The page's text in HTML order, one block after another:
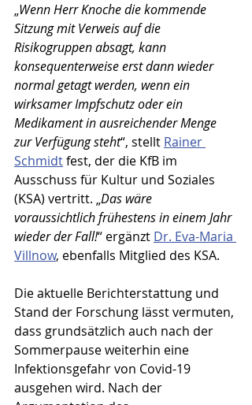
„Wenn Herr Knoche die kommende
Sitzung mit Verweis auf die
Risikogruppen absagt, kann
konsequenterweise erst dann wieder
normal getagt werden, wenn ein
wirksamer Impfschutz oder ein
Medikament in ausreichender Menge
zur Verfügung steht“, stellt Rainer
Schmidt fest, der die KfB im
Ausschuss für Kultur und Soziales
(KSA) vertritt. „Das wäre
voraussichtlich frühestens in einem Jahr
wieder der Fall!“ ergänzt Dr. Eva-Maria
Villnow, ebenfalls Mitglied des KSA.
Die aktuelle Berichterstattung und
Stand der Forschung lässt vermuten,
dass grundsätzlich auch nach der
Sommerpause weiterhin eine
Infektionsgefahr von Covid-19
ausgehen wird. Nach der